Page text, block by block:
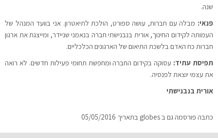
שנה.
פנאי: מבלה עם חברות, עושה ספורט, הולכת לתיאטרון. אני בוועד המנהל של
העמותה לקידום החינוך, אורית בנבנישתי חברה בנאמני שניידר, ומייצגת את ארגון
חברות כח האדם בלשכת התיאום של הארגונים הכלכליים.
תפיסת עתיד: עסוקה בקידום החברה ומחפשת תחומי פעילות חדשים. לא רואה
את עצמי יוצאת לפנסיה.
אורית בנבנישתי
כתבה פורסמה גם ב globes בתאריך 05/05/2016